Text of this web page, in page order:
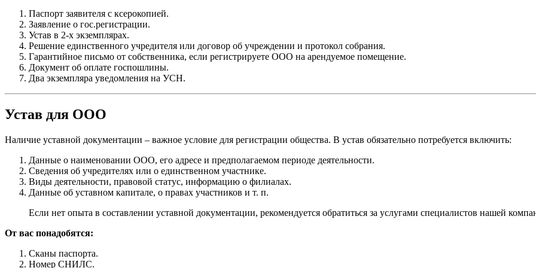
Паспорт заявителя с ксерокопией.
Заявление о гос.регистрации.
Устав в 2-х экземплярах.
Решение единственного учредителя или договор об учреждении и протокол собрания.
Гарантийное письмо от собственника, если регистрируете ООО на арендуемое помещение.
Документ об оплате госпошлины.
Два экземпляра уведомления на УСН.
Устав для ООО
Наличие уставной документации – важное условие для регистрации общества. В устав обязательно потребуется включить:
Данные о наименовании ООО, его адресе и предполагаемом периоде деятельности.
Сведения об учредителях или о единственном участнике.
Виды деятельности, правовой статус, информацию о филиалах.
Данные об уставном капитале, о правах участников и т. п.
Если нет опыта в составлении уставной документации, рекомендуется обратиться за услугами специалистов нашей
От вас понадобятся:
Сканы паспорта.
Номер СНИЛС.